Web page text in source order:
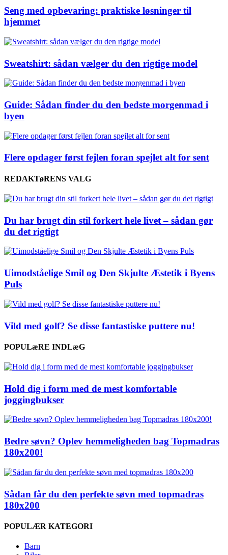
Seng med opbevaring: praktiske løsninger til
hjemmet
Sweatshirt: sådan vælger du den rigtige model
Guide: Sådan finder du den bedste morgenmad i
byen
Flere opdager først fejlen foran spejlet alt for sent
REDAKTøRENS VALG
Du har brugt din stil forkert hele livet – sådan gør
du det rigtigt
Uimodståelige Smil og Den Skjulte Æstetik i Byens
Puls
Vild med golf? Se disse fantastiske puttere nu!
POPULæRE INDLæG
Hold dig i form med de mest komfortable
joggingbukser
Bedre søvn? Oplev hemmeligheden bag Topmadras
180x200!
Sådan får du den perfekte søvn med topmadras
180x200
POPULÆR KATEGORI
Barn